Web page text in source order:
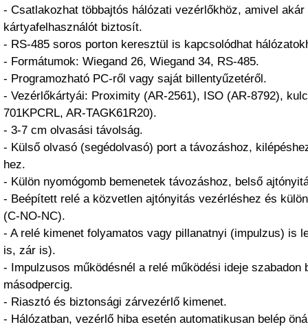
- Csatlakozhat többajtós hálózati vezérlőkhöz, amivel akár
kártyafelhasználót biztosít.
- RS-485 soros porton keresztül is kapcsolódhat
- Formátumok: Wiegand 26, Wiegand 34, RS-485.
- Programozható PC-ről vagy saját billentyűzetéről.
- Vezérlőkártyái: Proximity (AR-2561), ISO (AR-8792),
701KPCRL, AR-TAGK61R20).
- 3-7 cm olvasási távolság.
- Külső olvasó (segédolvasó) port a távozáshoz,
hez.
- Külön nyomógomb bemenetek távozáshoz, belső
- Beépített relé a közvetlen ajtónyitás vezérléshez és
(C-NO-NC).
- A relé kimenet folyamatos vagy pillanatnyi (impulzus) is
is, zár is).
- Impulzusos működésnél a relé működési ideje szabadon
másodpercig.
- Riasztó és biztonsági zárvezérlő kimenet.
- Hálózatban, vezérlő hiba esetén automatikusan belép